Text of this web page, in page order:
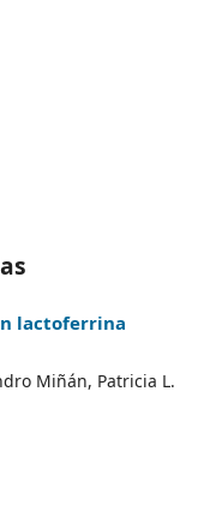
lactoferrina
Miñán, Patricia L.